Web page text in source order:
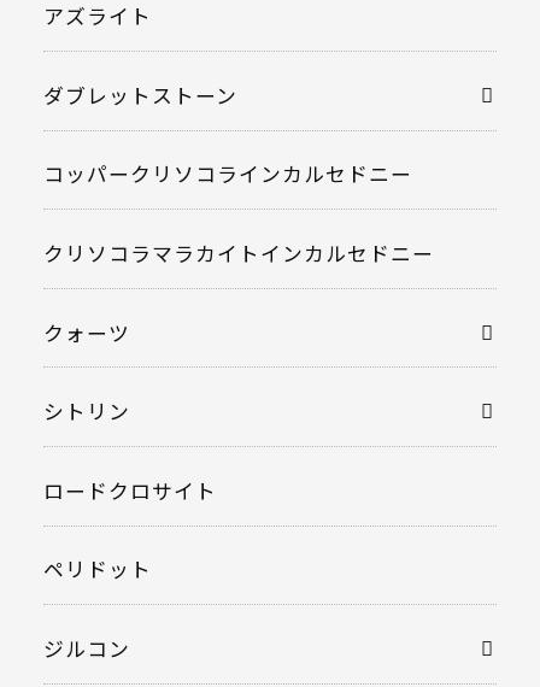
アズライト
ダブレットストーン
コッパークリソコラインカルセドニー
クリソコラマラカイトインカルセドニー
クォーツ
シトリン
ロードクロサイト
ペリドット
ジルコン